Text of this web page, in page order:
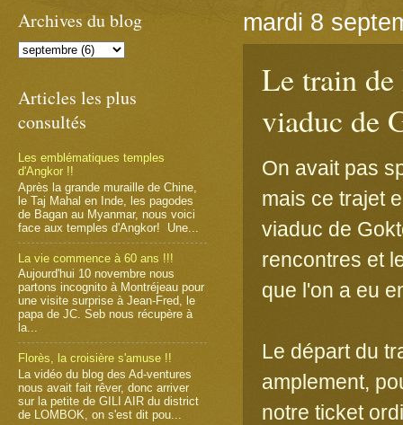
mardi 8
Le train
viaduc de
On avait pas
mais ce trajet
viaduc de
rencontres et
que l'on a eu
Le départ du
amplement,
notre ticket
Archives du blog
Articles les plus
consultés
Les emblématiques temples
d'Angkor !!
Après la grande muraille de Chine,
le Taj Mahal en Inde, les pagodes
de Bagan au Myanmar, nous voici
face aux temples d'Angkor! Une...
La vie commence à 60 ans !!!
Aujourd'hui 10 novembre nous
partons incognito à Montréjeau pour
une visite surprise à Jean-Fred, le
papa de JC. Seb nous récupère à
la...
Florès, la croisière s'amuse !!
La vidéo du blog des Ad-ventures
nous avait fait rêver, donc arriver
sur la petite de GILI AIR du district
de LOMBOK, on s'est dit pou...